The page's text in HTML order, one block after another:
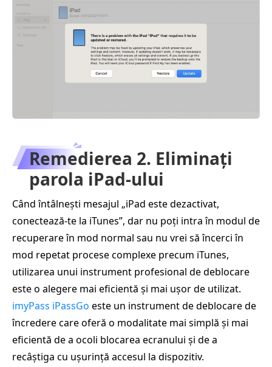
Remedierea 2. Eliminați
parola iPad-ului
Când întâlnești mesajul „iPad este dezactivat,
conectează-te la iTunes”, dar nu poți intra în modul de
recuperare în mod normal sau nu vrei să încerci în
mod repetat procese complexe precum iTunes,
utilizarea unui instrument profesional de deblocare
este o alegere mai eficientă și mai ușor de utilizat.
imyPass iPassGo este un instrument de deblocare de
încredere care oferă o modalitate mai simplă și mai
eficientă de a ocoli blocarea ecranului și de a
recâștiga cu ușurință accesul la dispozitiv.